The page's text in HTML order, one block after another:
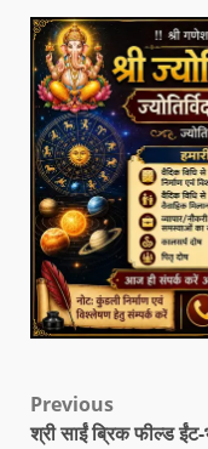
Previous
श्री साईं ब्रिक फील्ड ईंट-